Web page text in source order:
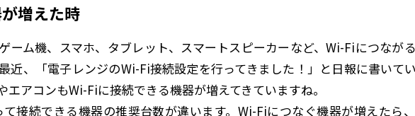
増えた時
ーム機、スマホ、タブレット、スマートスピーカーなど、Wi-Fiにつなが
近、「電子レンジのWi-Fi接続設定を行ってきました！」と日報に書いて
アコンもWi-Fiに接続できる機器が増えてきていますね。
接続できる機器の推奨台数が違います。Wi-Fiにつなぐ機器が増えたら